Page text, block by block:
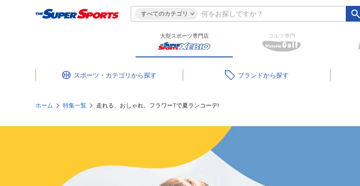
すべてのカテゴリ
大型スポーツ専門店 ゴルフ専門
スポーツ・カテゴリ ブランド
ホーム 特集一覧 走れる、おしゃれ。フラワーTで夏ランコーデ!